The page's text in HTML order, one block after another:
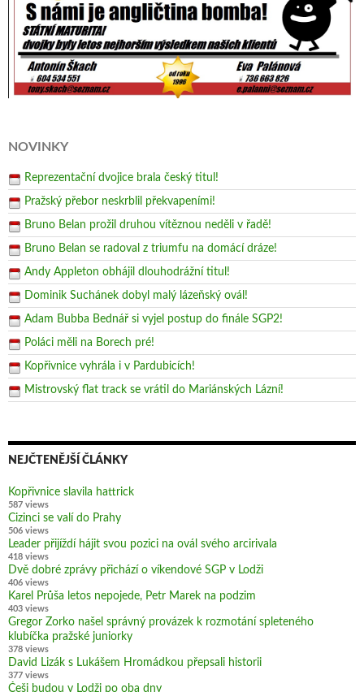
NOVINKY
Reprezentační dvojice brala český titul!
Pražský přebor neskrblil překvapeními!
Bruno Belan prožil druhou vítěznou neděli v řadě!
Bruno Belan se radoval z triumfu na domácí dráze!
Andy Appleton obhájil dlouhodrážní titul!
Dominik Suchánek dobyl malý lázeňský ovál!
Adam Bubba Bednář si vyjel postup do finále SGP2!
Poláci měli na Borech pré!
Kopřivnice vyhrála i v Pardubicích!
Mistrovský flat track se vrátil do Mariánských Lázní!
NEJČTENĚJŠÍ ČLÁNKY
Kopřivnice slavila hattrick
587 views
Cizinci se valí do Prahy
506 views
Leader přijíždí hájit svou pozici na ovál svého arcirivala
418 views
Dvě dobré zprávy přichází o víkendové SGP v Lodži
406 views
Karel Průša letos nepojede, Petr Marek na podzim
403 views
Gregor Zorko našel správný provázek k rozmotání spleteného
klubíčka pražské juniorky
378 views
David Lizák s Lukášem Hromádkou přepsali historii
377 views
Češi budou v Lodži po oba dny